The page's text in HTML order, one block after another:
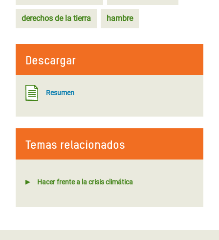
derechos de la tierra hambre
Descargar
Resumen
Temas relacionados
Hacer frente a la crisis climática